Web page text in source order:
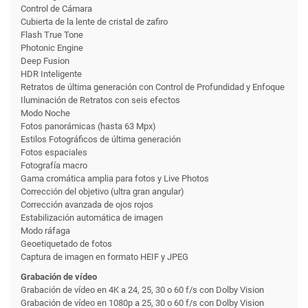
Control de Cámara
Cubierta de la lente de cristal de zafiro
Flash True Tone
Photonic Engine
Deep Fusion
HDR Inteligente
Retratos de última generación con Control de Profundidad y Enfoque
Iluminación de Retratos con seis efectos
Modo Noche
Fotos panorámicas (hasta 63 Mpx)
Estilos Fotográficos de última generación
Fotos espaciales
Fotografía macro
Gama cromática amplia para fotos y Live Photos
Corrección del objetivo (ultra gran angular)
Corrección avanzada de ojos rojos
Estabili­zación automática de imagen
Modo ráfaga
Geoetiquetado de fotos
Captura de imagen en formato HEIF y JPEG
Grabación de vídeo
Grabación de vídeo en 4K a 24, 25, 30 o 60 f/s con Dolby Vision
Grabación de vídeo en 1080p a 25, 30 o 60 f/s con Dolby Vision